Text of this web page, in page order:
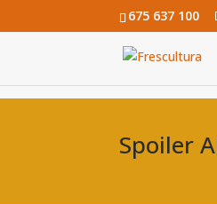
675 637 100
Spoiler